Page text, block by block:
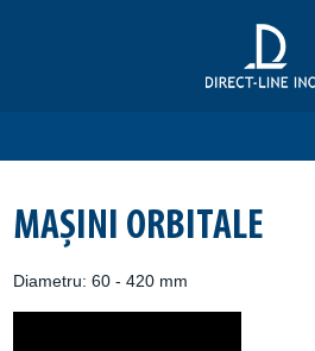
MAŞINI ORBITALE
Diametru: 60 - 420 mm